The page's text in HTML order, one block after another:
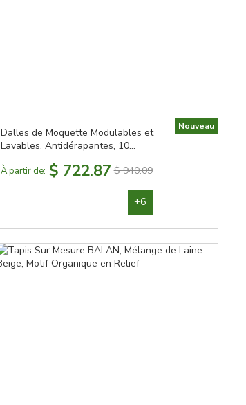
Dalles de Moquette Modulables et
Lavables, Antidérapantes, 10
À partir de: $ 722.87 $ 940.09
+6
Nouveau